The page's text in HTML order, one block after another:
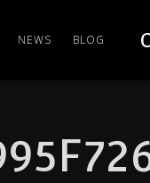
NEWS BLOG